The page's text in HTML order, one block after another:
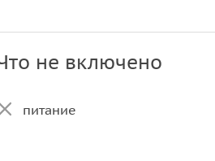
не включено
питание